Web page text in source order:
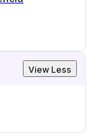
View Less